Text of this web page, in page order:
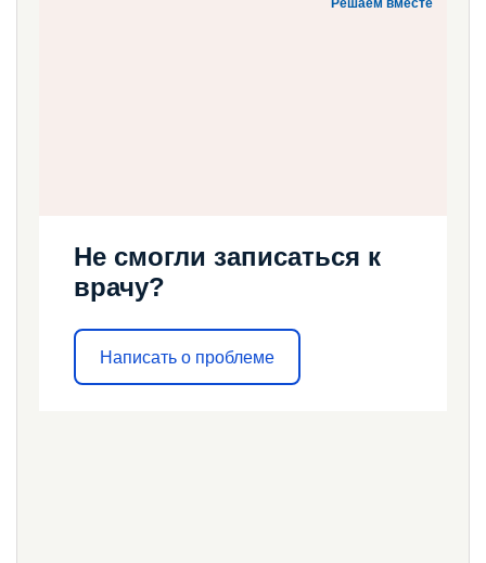
Решаем вместе
Не смогли записаться к
врачу?
Написать о проблеме